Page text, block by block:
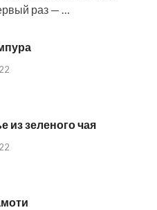
раз — …
из зеленого чая